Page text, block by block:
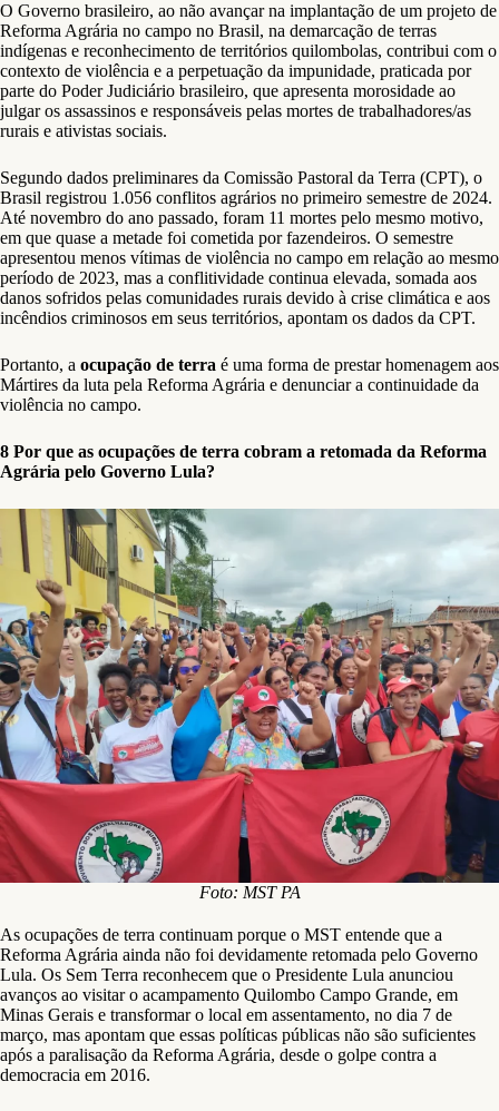
O Governo brasileiro, ao não avançar na implantação de um projeto de
Reforma Agrária no campo no Brasil, na demarcação de terras
indígenas e reconhecimento de territórios quilombolas, contribui com o
contexto de violência e a perpetuação da impunidade, praticada por
parte do Poder Judiciário brasileiro, que apresenta morosidade ao
julgar os assassinos e responsáveis pelas mortes de trabalhadores/as
rurais e ativistas sociais.
Segundo dados preliminares da Comissão Pastoral da Terra (CPT), o
Brasil registrou 1.056 conflitos agrários no primeiro semestre de 2024.
Até novembro do ano passado, foram 11 mortes pelo mesmo motivo,
em que quase a metade foi cometida por fazendeiros. O semestre
apresentou menos vítimas de violência no campo em relação ao mesmo
período de 2023, mas a conflitividade continua elevada, somada aos
danos sofridos pelas comunidades rurais devido à crise climática e aos
incêndios criminosos em seus territórios, apontam os dados da CPT.
Portanto, a ocupação de terra é uma forma de prestar homenagem aos
Mártires da luta pela Reforma Agrária e denunciar a continuidade da
violência no campo.
8 Por que as ocupações de terra cobram a retomada da Reforma
Agrária pelo Governo Lula?
Foto: MST PA
As ocupações de terra continuam porque o MST entende que a
Reforma Agrária ainda não foi devidamente retomada pelo Governo
Lula. Os Sem Terra reconhecem que o Presidente Lula anunciou
avanços ao visitar o acampamento Quilombo Campo Grande, em
Minas Gerais e transformar o local em assentamento, no dia 7 de
março, mas apontam que essas políticas públicas não são suficientes
após a paralisação da Reforma Agrária, desde o golpe contra a
democracia em 2016.